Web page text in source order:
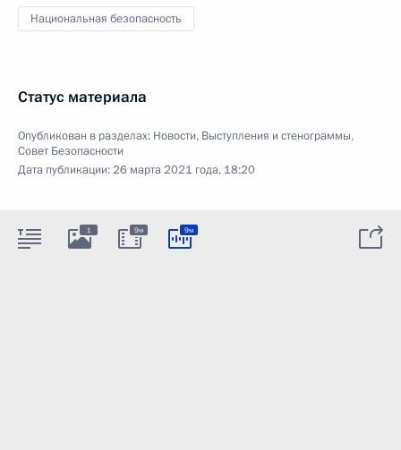
Национальная безопасность
Статус материала
Опубликован в разделах: Новости, Выступления и стенограммы,
Совет Безопасности
Дата публикации:26 марта 2021 года, 18:20
1 9м 9м